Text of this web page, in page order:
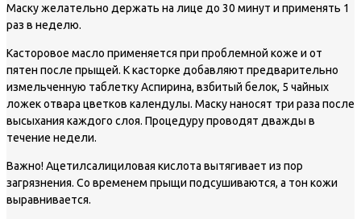
Маску желательно держать на лице до 30 минут и применять 1
раз в неделю.
Касторовое масло применяется при проблемной коже и от
пятен после прыщей. К касторке добавляют предварительно
измельченную таблетку Аспирина, взбитый белок, 5 чайных
ложек отвара цветков календулы. Маску наносят три раза после
высыхания каждого слоя. Процедуру проводят дважды в
течение недели.
Важно!Ацетилсалициловая кислота вытягивает из пор
загрязнения. Со временем прыщи подсушиваются, а тон кожи
выравнивается.